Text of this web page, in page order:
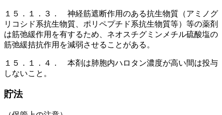
１５．１．３． 神経筋遮断作用のある抗生物質（アミノグ
リコシド系抗生物質、ポリペプチド系抗生物質等）等の薬剤
は筋弛緩作用を有するため、ネオスチグミンメチル硫酸塩の
筋弛緩拮抗作用を減弱させることがある。
１５．１．４． 本剤は肺胞内ハロタン濃度が高い間は投与
しないこと。
貯法